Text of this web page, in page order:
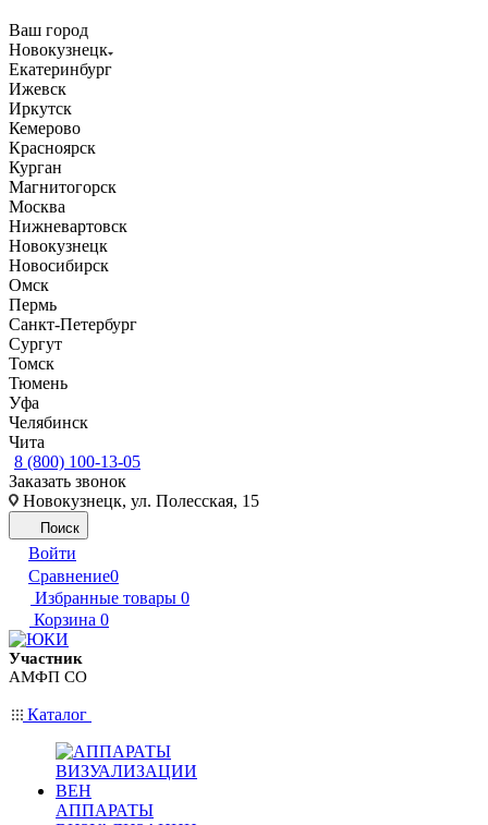
Ваш город
Новокузнецк
Екатеринбург
Ижевск
Иркутск
Кемерово
Красноярск
Курган
Магнитогорск
Москва
Нижневартовск
Новокузнецк
Новосибирск
Омск
Пермь
Санкт-Петербург
Сургут
Томск
Тюмень
Уфа
Челябинск
Чита
8 (800) 100-13-05
Заказать звонок
Новокузнецк, ул. Полесская, 15
Поиск
Войти
Сравнение0
Избранные товары 0
Корзина 0
Участник
АМФП СО
Каталог
АППАРАТЫ